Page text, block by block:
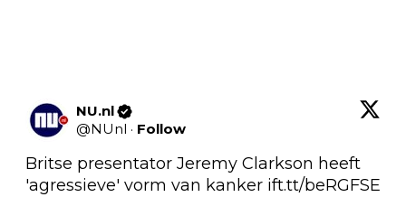
NU.nl
@NUnl · Follow
Britse presentator Jeremy Clarkson heeft
'agressieve' vorm van kanker ift.tt/beRGFSE